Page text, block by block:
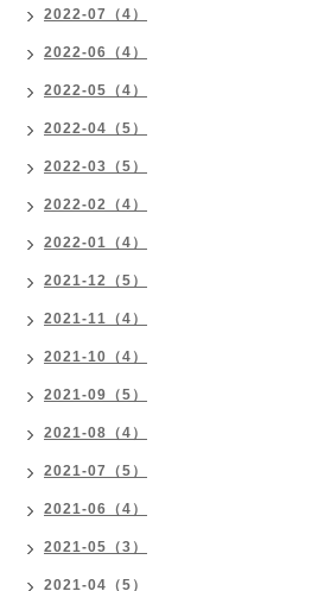
2022-07（4）
2022-06（4）
2022-05（4）
2022-04（5）
2022-03（5）
2022-02（4）
2022-01（4）
2021-12（5）
2021-11（4）
2021-10（4）
2021-09（5）
2021-08（4）
2021-07（5）
2021-06（4）
2021-05（3）
2021-04（5）